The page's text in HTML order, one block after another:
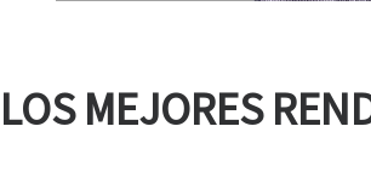
LOS MEJORES